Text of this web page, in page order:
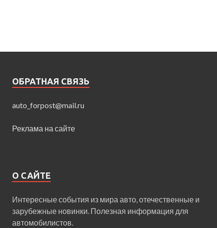
ОБРАТНАЯ СВЯЗЬ
auto_forpost@mail.ru
Реклама на сайте
О САЙТЕ
Интересные события из мира авто, отечественные и
зарубежные новинки. Полезная информация для
автомобилистов.